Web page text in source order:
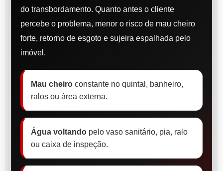
do transbordamento. Quanto antes o cliente
percebe o problema, menor o risco de mau cheiro
forte, retorno de esgoto e sujeira espalhada pelo
imóvel.
Mau cheiro constante no quintal, banheiro,
ralos ou área externa.
Água voltando pelo vaso sanitário, pia, ralo
ou caixa de inspeção.